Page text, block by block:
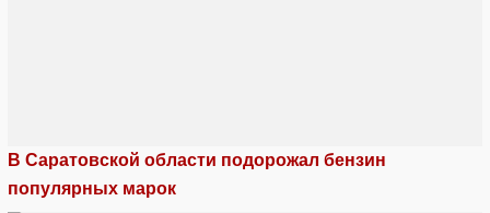
В Саратовской области подорожал бензин
популярных марок